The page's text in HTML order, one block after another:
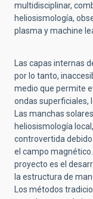
multidisciplinar,
heliosismología,
plasma y machine
Las capas internas
por lo tanto,
medio que permite
ondas superficiales,
Las manchas
heliosismología
controvertida
el campo
proyecto es el
la estructura de
Los métodos